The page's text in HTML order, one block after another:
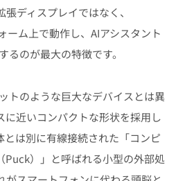
ディスプレイではなく、
ーム上で動作し、AIアシスタント
るのが最大の特徴です。
トのような巨大なデバイスとは異
に近いコンパクトな形状を採用し
とは別に有線接続された「コンピ
Puck）」と呼ばれる小型の外部処